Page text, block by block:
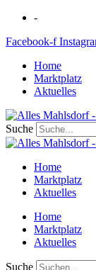
Zum
springen
-
Facebook-f
Home
Marktplatz
Aktuelles
Suche
Home
Marktplatz
Aktuelles
Home
Marktplatz
Aktuelles
Suche